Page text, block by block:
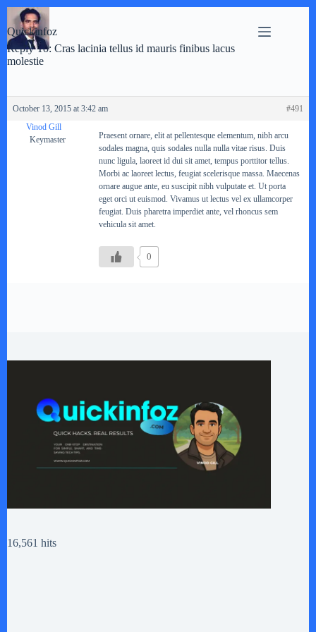
Skip
to
content
Quickinfoz
Reply To: Cras lacinia tellus id mauris finibus lacus
molestie
October 13, 2015 at 3:42 am
#491
Vinod Gill
Keymaster
Praesent ornare, elit at pellentesque elementum, nibh arcu
sodales magna, quis sodales nulla nulla vitae risus. Duis
nunc ligula, laoreet id dui sit amet, tempus porttitor tellus.
Morbi ac laoreet lectus, feugiat scelerisque massa. Maecenas
ornare augue ante, eu suscipit nibh vulputate et. Ut porta
eget orci ut euismod. Vivamus ut lectus vel ex ullamcorper
feugiat. Duis pharetra imperdiet ante, vel rhoncus sem
vehicula sit amet.
0
16,561 hits